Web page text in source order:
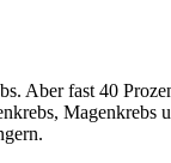
fast 40
Magenkrebs